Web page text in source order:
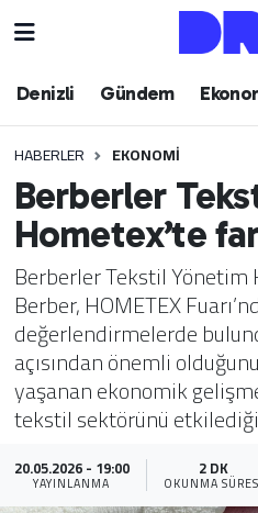
Denizli Gündem
HABERLER EKONOMI
Berberler
Hometex’te
Berberler Tekstil Yönetim
Berber, HOMETEX
değerlendirmelerde
açısından önemli
yaşanan ekonomik
tekstil sektörünü
20.05.2026 - 19:00
YAYINLANMA
2 DK
OKUNMA
Denizli
Ekonomi
Dünya
Spor
Magazin
Teknoloji
Yaşam
Hava Durumu
Trafik Durumu
Puan Durumu ve
Tüm Manşetler
Son Dakika Haberleri
Haber Arşivi